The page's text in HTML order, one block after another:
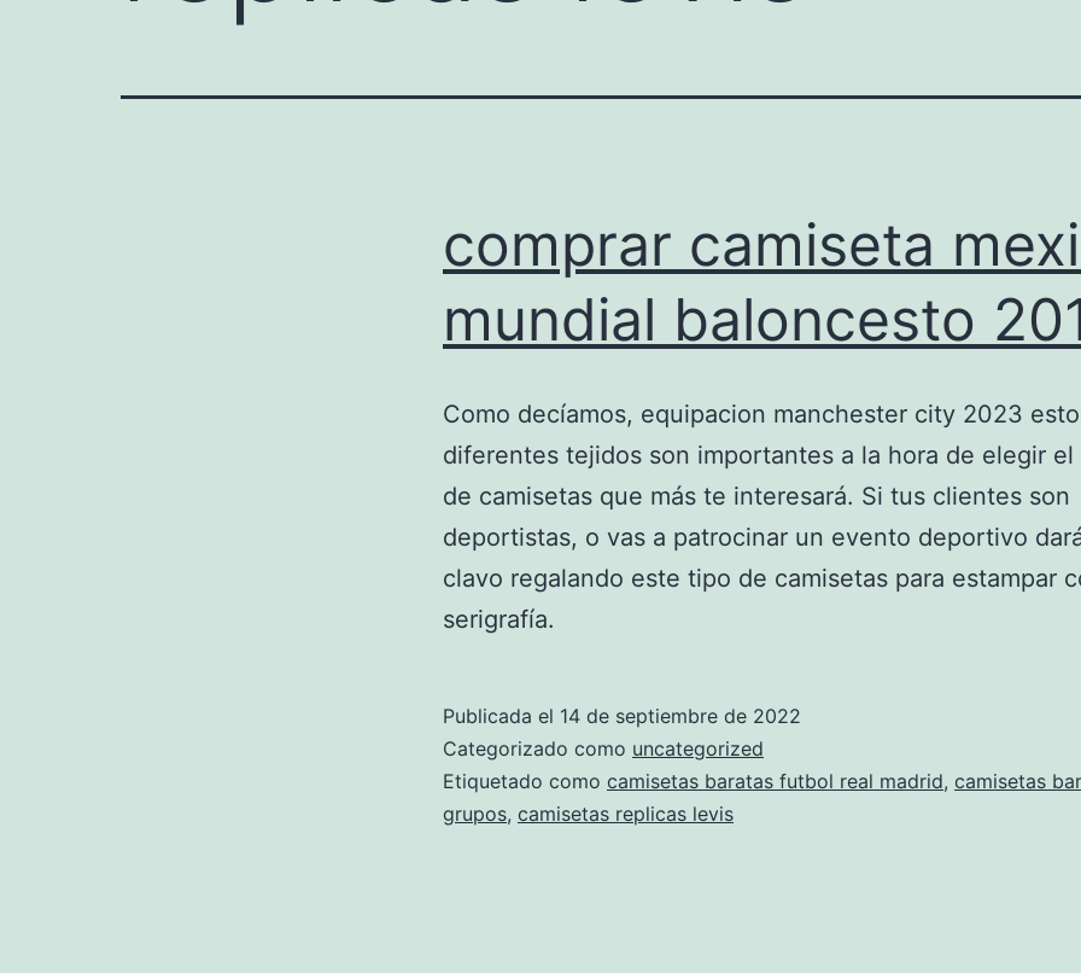
comprar camiseta
mundial baloncesto
Como decíamos, equipacion manchester city 2023
diferentes tejidos son importantes a la hora de elegir el
de camisetas que más te interesará. Si tus clientes son
deportistas, o vas a patrocinar un evento deportivo
clavo regalando este tipo de camisetas para estampar
serigrafía.
Publicada el 14 de septiembre de 2022
Categorizado como uncategorized
Etiquetado como camisetas baratas futbol real madrid, camisetas
grupos, camisetas replicas levis